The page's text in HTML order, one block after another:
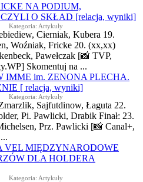
NA PODIUM,
O SKŁAD [relacja, wyniki]
Kategoria: Artykuły
Cierniak, Kubera 19.
Woźniak, Fricke 20. (xx,xx)
Pawełczak [📸 TVP,
.WP] Skomentuj na ...
IMME im. ZENONA PLECHA.
[ relacja, wyniki]
Kategoria: Artykuły
Sajfutdinow, Łaguta 22.
Pi. Pawlicki, Drabik Finał: 23.
Prz. Pawlicki [📸 Canal+,
VEL MIĘDZYNARODOWE
DLA HOLDERA
Kategoria: Artykuły